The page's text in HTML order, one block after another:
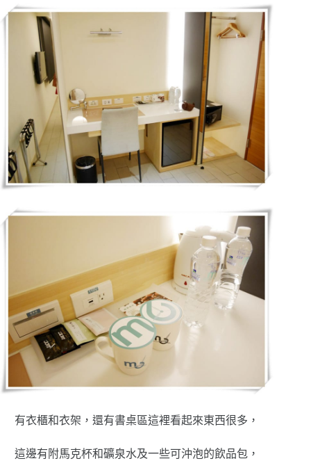
有衣櫃和衣架，還有書桌區這裡看起來東西很多，
這邊有附馬克杯和礦泉水及一些可沖泡的飲品包，